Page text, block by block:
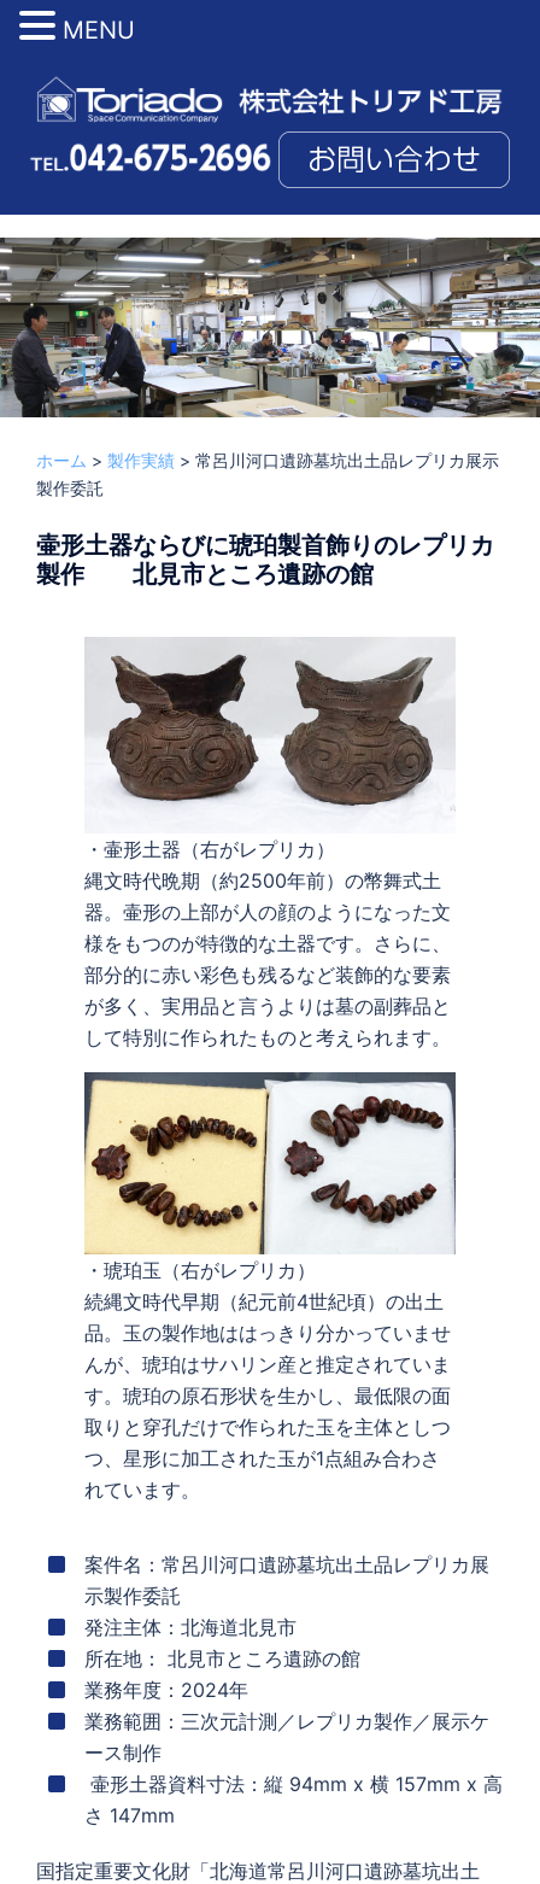
へ
ス
キ
ッ
プ
投稿者:TORIADMIN 2025. 7. 8 3D文化財事業 製作実績
ホーム > 製作実績 > 常呂川河口遺跡墓坑出土品レプリカ展示
製作委託
壷形土器ならびに琥珀製首飾りのレプリカ
製作 北見市ところ遺跡の館
・壷形土器（右がレプリカ）
縄文時代晩期（約2500年前）の幣舞式土
器。壷形の上部が人の顔のようになった文
様をもつのが特徴的な土器です。さらに、
部分的に赤い彩色も残るなど装飾的な要素
が多く、実用品と言うよりは墓の副葬品と
して特別に作られたものと考えられます。
・琥珀玉（右がレプリカ）
続縄文時代早期（紀元前4世紀頃）の出土
品。玉の製作地ははっきり分かっていませ
んが、琥珀はサハリン産と推定されていま
す。琥珀の原石形状を生かし、最低限の面
取りと穿孔だけで作られた玉を主体としつ
つ、星形に加工された玉が1点組み合わさ
れています。
案件名：常呂川河口遺跡墓坑出土品レプリカ展
示製作委託
発注主体：北海道北見市
所在地： 北見市ところ遺跡の館
業務年度：2024年
業務範囲：三次元計測／レプリカ製作／展示ケ
ース制作
壷形土器資料寸法：縦 94mm x 横 157mm x 高
さ 147mm
国指定重要文化財「北海道常呂川河口遺跡墓坑出土
MENU